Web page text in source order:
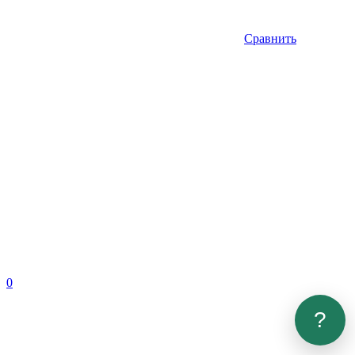
Сравнить
0
?